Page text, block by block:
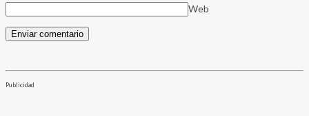
Web
Publicidad